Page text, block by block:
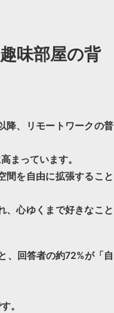
味部屋の背
降、リモートワークの普
まっています。
間を自由に拡張すること
、心ゆくまで好きなこと
、回答者の約72%が「自
。